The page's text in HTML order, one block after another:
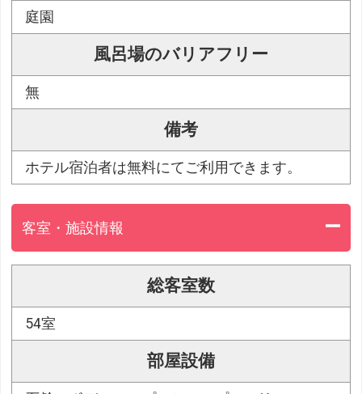
庭園
風呂場のバリアフリー
無
備考
ホテル宿泊者は無料にてご利用できます。
客室・施設情報
総客室数
54室
部屋設備